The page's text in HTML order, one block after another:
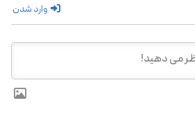
وارد شدن